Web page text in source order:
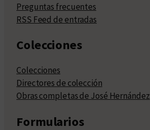
Preguntas frecuentes
RSS Feed de entradas
Colecciones
Colecciones
Directores de colección
Obras completas de José Hernández
Formularios